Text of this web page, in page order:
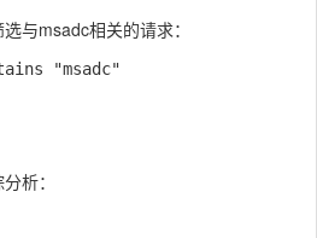
与msadc相关的请求：
析：